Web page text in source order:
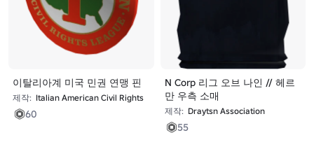
이탈리아계 미국 민권 연맹 핀
제작: Italian American Civil Rights
60
N Corp 리그 오브 나인 // 헤르
만 우측 소매
제작: Draytsn Association
55